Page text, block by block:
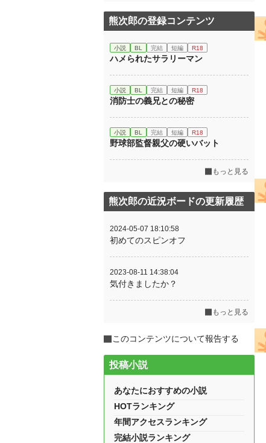
熊次郎の登録コンテンツ
小説 BL 完結 短編 R18
ハメられたサラリーマン
小説 BL 完結 短編 R18
消防士の義兄との秘密
小説 BL 完結 短編 R18
野球部監督親父の硬いバット
もっと見る
熊次郎の近況ボードの更新履歴
2024-05-07 18:10:58
初めてのスピンオフ
2023-08-11 14:38:04
気付きましたか？
もっと見る
このコンテンツについて報告する
投稿小説
あなたにおすすめの小説
HOTランキング
年間アクセスランキング
完結小説ランキング